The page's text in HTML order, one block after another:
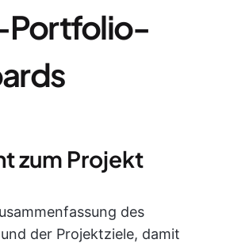
Portfolio-
zum Projekt
des
der Projektziele, damit